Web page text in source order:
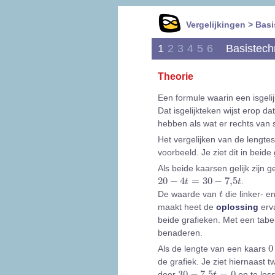
Vergelijkingen >
1 2 3 4 5 6
Theorie
Een formule waarin een
Dat isgelijkteken wijst erop
hebben als wat er rechts van
Het vergelijken van de
voorbeeld. Je ziet dit in beide
Als beide kaarsen gelijk zijn
20 − 4t = 30 − 7,5t
20 =30 7,5
De waarde van t
t die linker-
maakt heet de oplossing
beide grafieken. Met een
benaderen.
Als de lengte van een kaars 0
0
de grafiek. Je ziet hiernaast
30 7,5 t=